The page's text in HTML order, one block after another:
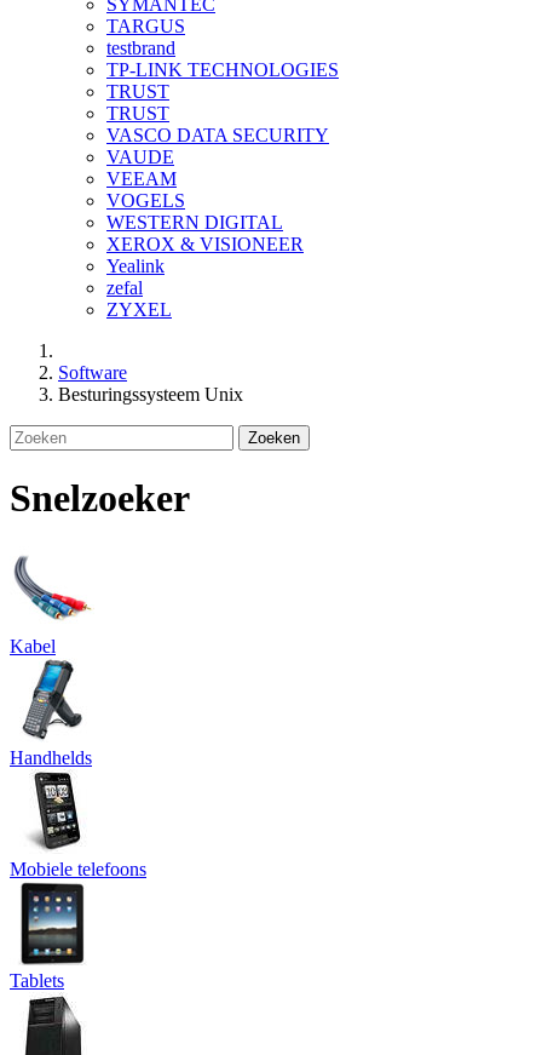
TARGUS
testbrand
TP-LINK TECHNOLOGIES
TRUST
TRUST
VASCO DATA SECURITY
VAUDE
VEEAM
VOGELS
WESTERN DIGITAL
XEROX & VISIONEER
Yealink
zefal
ZYXEL
Software
Besturingssysteem Unix
Zoeken
Snelzoeker
Kabel
Handhelds
Mobiele telefoons
Tablets